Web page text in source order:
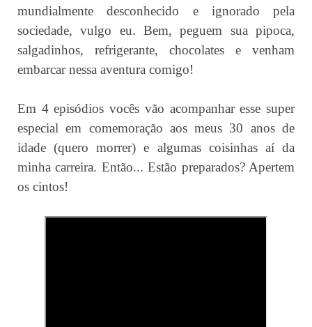
mundialmente desconhecido e ignorado pela
sociedade, vulgo eu. Bem, peguem sua pipoca,
salgadinhos, refrigerante, chocolates e venham
embarcar nessa aventura comigo!
Em 4 episódios vocês vão acompanhar esse super
especial em comemoração aos meus 30 anos de
idade (quero morrer) e algumas coisinhas aí da
minha carreira. Então... Estão preparados? Apertem
os cintos!